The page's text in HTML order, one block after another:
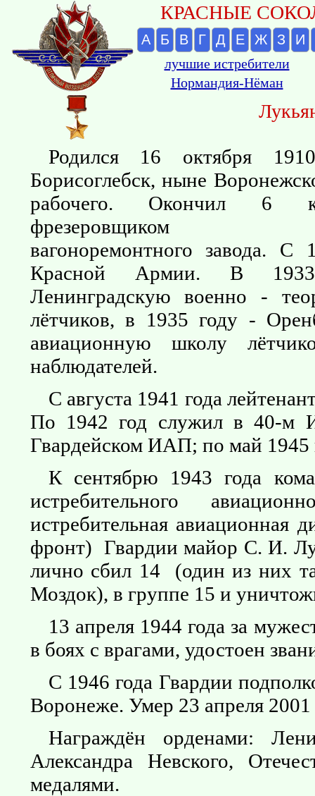
КРАСНЫЕ
А Б В Г Д Е Ж З И
лучшие истребители
Нормандия-Нёман
Родился 16 октября
Борисоглебск, ныне
рабочего. Окончил 6
фрезеровщиком
вагоноремонтного завода. С
Красной Армии. В
Ленинградскую военно -
лётчиков, в 1935 году -
авиационную школу
наблюдателей.
С августа 1941 года
По 1942 год служил в 40-м
Гвардейском ИАП; по май
К сентябрю 1943 года
истребительного
истребительная
фронт) Гвардии майор С. И.
лично сбил 14 (один из них
Моздок), в группе 15 и
13 апреля 1944 года за
в боях с врагами, удостоен
С 1946 года Гвардии
Воронеже. Умер 23 апреля 2001
Награждён орденами:
Александра Невского,
медалями.